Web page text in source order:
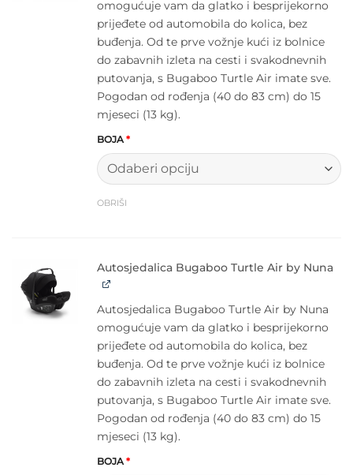
omogućuje vam da glatko i besprijekorno
prijeđete od automobila do kolica, bez
buđenja. Od te prve vožnje kući iz bolnice
do zabavnih izleta na cesti i svakodnevnih
putovanja, s Bugaboo Turtle Air imate sve.
Pogodan od rođenja (40 do 83 cm) do 15
mjeseci (13 kg).
BOJA *
OBRIŠI
Autosjedalica Bugaboo Turtle Air by Nuna
Autosjedalica Bugaboo Turtle Air by Nuna
omogućuje vam da glatko i besprijekorno
prijeđete od automobila do kolica, bez
buđenja. Od te prve vožnje kući iz bolnice
do zabavnih izleta na cesti i svakodnevnih
putovanja, s Bugaboo Turtle Air imate sve.
Pogodan od rođenja (40 do 83 cm) do 15
mjeseci (13 kg).
BOJA *